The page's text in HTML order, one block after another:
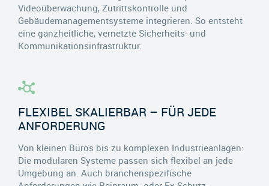
Videoüberwachung, Zutrittskontrolle und
Gebäudemanagementsysteme integrieren. So entsteht
eine ganzheitliche, vernetzte Sicherheits- und
Kommunikationsinfrastruktur.
FLEXIBEL SKALIERBAR – FÜR JEDE
ANFORDERUNG
Von kleinen Büros bis zu komplexen Industrieanlagen:
Die modularen Systeme passen sich flexibel an jede
Umgebung an. Auch branchenspezifische